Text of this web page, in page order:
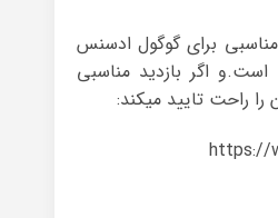
برای گوگول ادسنس
است.و اگر بازدید مناسبی
را راحت تایید میکند:
https://